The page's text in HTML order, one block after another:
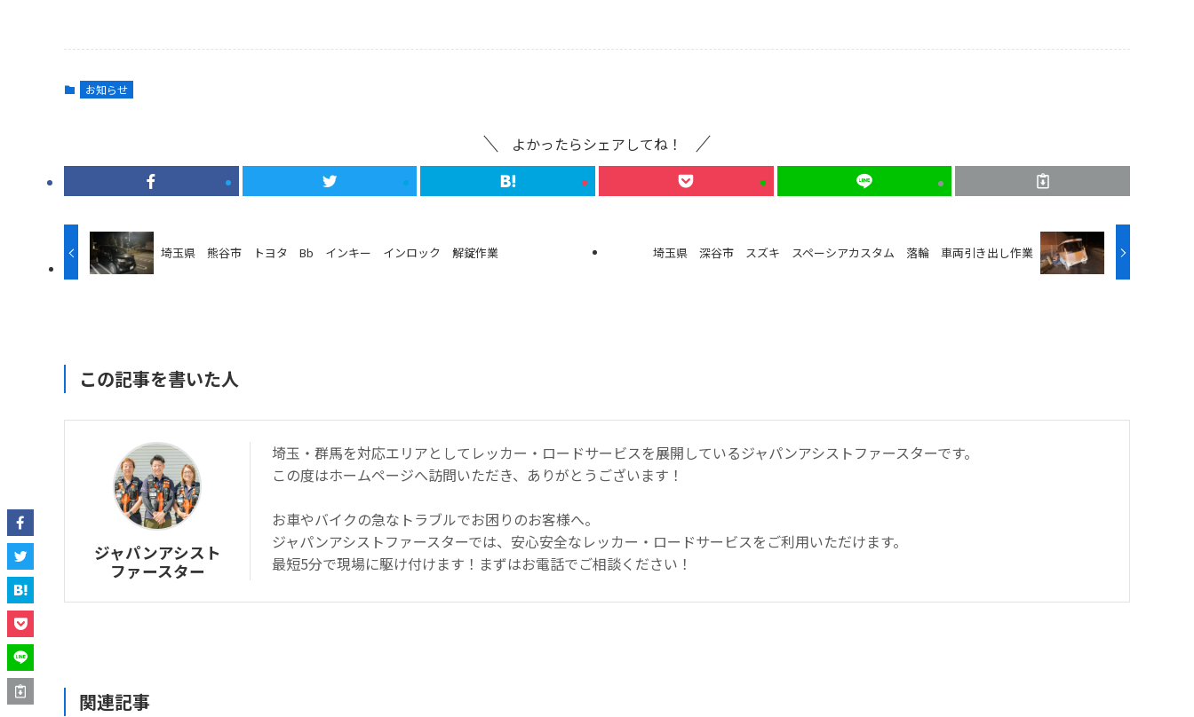
お知らせ
よかったらシェアしてね！
埼玉県 熊谷市 トヨタ Bb インキー インロック 解錠作業 埼玉県 深谷市 スズキ スペーシアカスタム 落輪 車両引き出し作業
この記事を書いた人
ジャパンアシスト
ファースター
埼玉・群馬を対応エリアとしてレッカー・ロードサービスを展開しているジャパンアシストファースターです。
この度はホームページへ訪問いただき、ありがとうございます！
お車やバイクの急なトラブルでお困りのお客様へ。
ジャパンアシストファースターでは、安心安全なレッカー・ロードサービスをご利用いただけます。
最短5分で現場に駆け付けます！まずはお電話でご相談ください！
関連記事